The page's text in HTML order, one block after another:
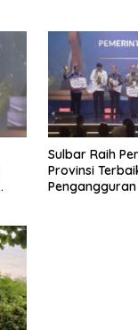
Sulbar Raih
Provinsi